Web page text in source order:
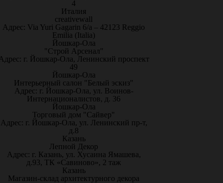
4
Италия
creativewall
Адрес: Via Yuri Gagarin 6/a – 42123 Reggio
Emilia (Italia)
Йошкар-Ола
"Строй Арсенал"
г. Йошкар-Ола, Ленинский проспект
49
Йошкар-Ола
Интерьерный салон "Белый эскиз"
Адрес: г. Йошкар-Ола, ул. Воинов-
Интернационалистов, д. 36
Йошкар-Ола
Торговый дом "Сайвер"
Адрес: г. Йошкар-Ола, ул. Ленинский пр-т,
д.8
Казань
Лепной Декор
Адрес: г. Казань, ул. Хусаина Ямашева,
д.93, ТК «Савиново», 2 таж
Казань
Магазин-склад архитектурного декора